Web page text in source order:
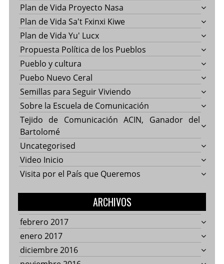
Plan de Vida Proyecto Nasa
Plan de Vida Sa't Fxinxi Kiwe
Plan de Vida Yu' Lucx
Propuesta Política de los Pueblos
Pueblo y cultura
Puebo Nuevo Ceral
Semillas para Seguir Viviendo
Sobre la Escuela de Comunicación
Tejido de Comunicación ACIN, Ganador del
Bartolomé
Uncategorised
Video Inicio
Visita por el País que Queremos
ARCHIVOS
febrero 2017
enero 2017
diciembre 2016